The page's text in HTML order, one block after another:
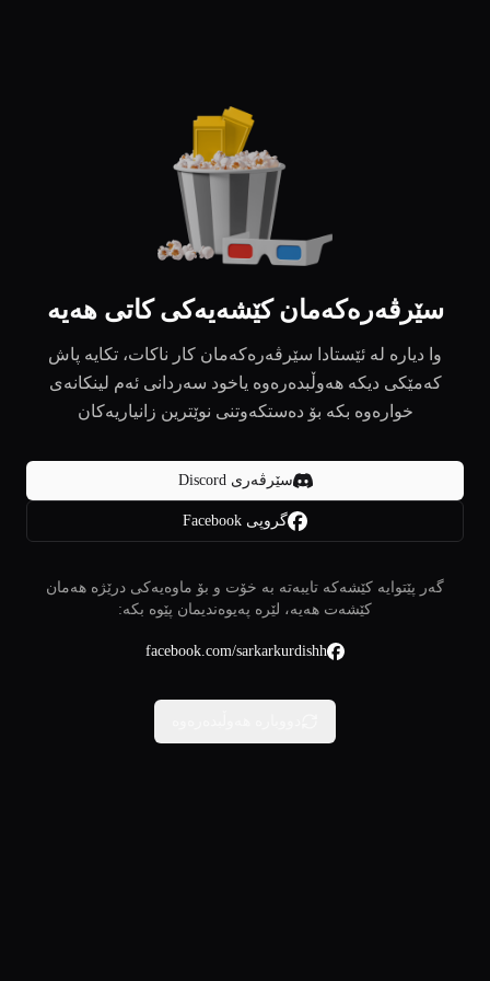
سێرڤەرەکەمان کێشەیەکی کاتی هەیە
وا دیارە لە ئێستادا سێرڤەرەکەمان کار ناکات، تکایە پاش
کەمێکی دیکە هەوڵبدەرەوە یاخود سەردانی ئەم لینکانەی
خوارەوە بکە بۆ دەستکەوتنی نوێترین زانیاریەکان
سێرڤەری Discord
گروپی Facebook
گەر پێتوایە کێشەکە تایبەتە بە خۆت و بۆ ماوەیەکی درێژە هەمان
کێشەت هەیە، لێرە پەیوەندیمان پێوە بکە:
facebook.com/sarkarkurdishh